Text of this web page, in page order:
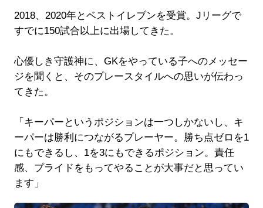
2018、2020年とベストイレブンを受賞。Jリーグで
すでに150試合以上に出場してきた。
心優しき守護神に、GKをやっている子へのメッセー
ジを聞くと、そのプレースタイルへの思いが伝わっ
てきた。
「キーパーというポジションは一つしかないし、キ
ーパーは勝利につながるプレーヤー。勝ち点ゼロを1
にもできるし、1を3にもできるポジション。責任
感、プライドをもってやることが大事だと思ってい
ます」